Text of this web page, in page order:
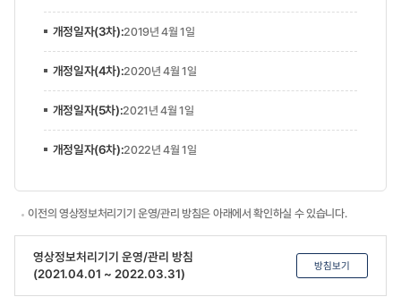
개정일자(3차):2019년 4월 1일
개정일자(4차):2020년 4월 1일
개정일자(5차):2021년 4월 1일
개정일자(6차):2022년 4월 1일
이전의 영상정보처리기기 운영/관리 방침은 아래에서 확인하실 수 있습니다.
영상정보처리기기 운영/관리 방침
(2021.04.01 ~ 2022.03.31)
방침보기